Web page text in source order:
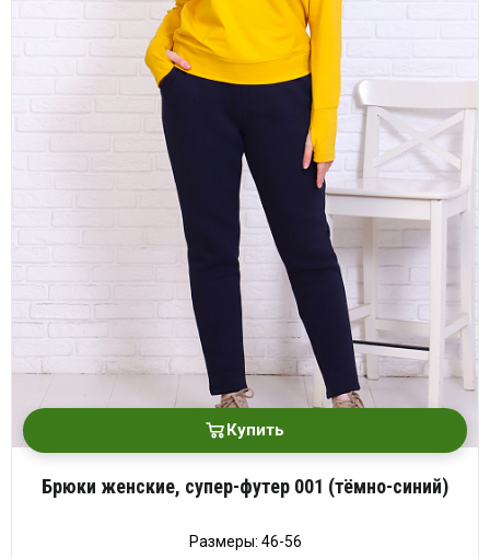
Купить
Брюки женские, супер-футер 001 (тёмно-синий)
Размеры: 46-56